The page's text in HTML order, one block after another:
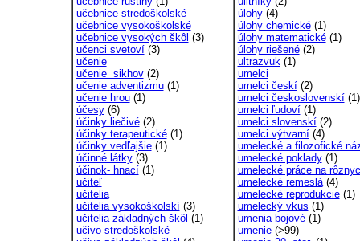
učebnice stredoškolské
učebnice vysokoškolské
učebnice vysokých škôl (3)
učenci svetoví(3)
učenie
učenie sikhov(2)
učenie adventizmu(1)
učenie hrou(1)
účesy(6)
účinky liečivé(2)
účinky terapeutické(1)
účinky vedľajšie(1)
účinné látky(3)
účinok- hnací(1)
učiteľ
učitelia
učitelia vysokoškolskí(3)
učitelia základných škôl (1)
učivo stredoškolské
úlohy(4)
úlohy chemické(1)
úlohy matematické(1)
úlohy riešené(2)
ultrazvuk(1)
umelci
umelci českí(2)
umelci československí(1)
umelci ľudoví(1)
umelci slovenskí(2)
umelci výtvarní(4)
umelecké a filozofické
umelecké poklady(1)
umelecké práce na
umelecké remeslá(4)
umelecké reprodukcie(1)
umelecký vkus (1)
umenia bojové(1)
umenie(>99)